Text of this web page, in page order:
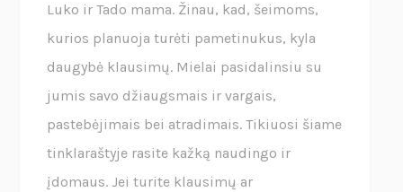
Luko ir Tado mama. Žinau, kad, šeimoms,
kurios planuoja turėti pametinukus, kyla
daugybė klausimų. Mielai pasidalinsiu su
jumis savo džiaugsmais ir vargais,
pastebėjimais bei atradimais. Tikiuosi šiame
tinklaraštyje rasite kažką naudingo ir
įdomaus. Jei turite klausimų ar